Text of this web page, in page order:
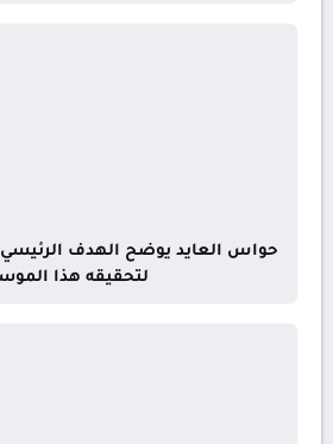
حواس العايد يوضح الهدف
لتحقيقه هذا